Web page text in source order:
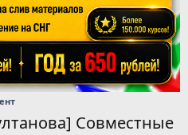
Совместные